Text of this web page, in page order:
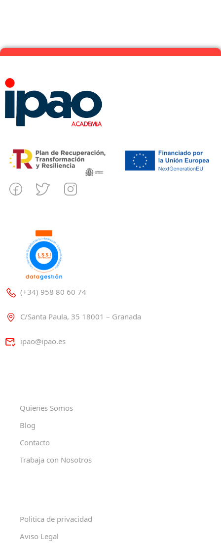
(+34) 958 80 60 74
C/Santa Paula, 35 18001 – Granada
ipao@ipao.es
Quienes Somos
Blog
Contacto
Trabaja con Nosotros
Politica de privacidad
Aviso Legal